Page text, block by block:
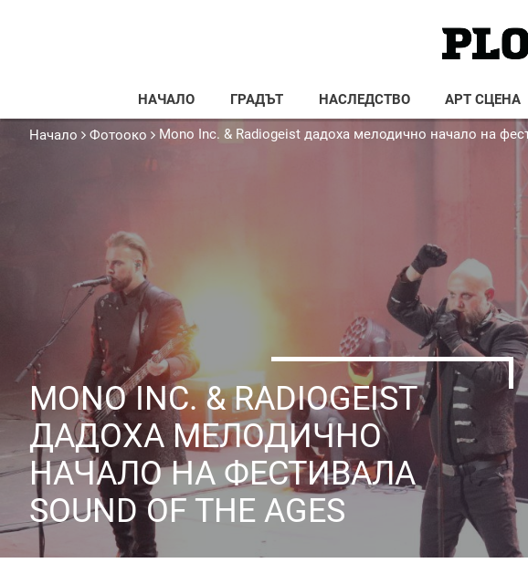
НАЧАЛО ГРАДЪТ НАСЛЕДСТВО АРТ СЦЕНА
Начало Фотооко Mono Inc. & Radiogeist дадоха мелодично начало на
MONO INC. & RADIOGEIST
ДАДОХА МЕЛОДИЧНО
НАЧАЛО НА ФЕСТИВАЛА
SOUND OF THE AGES